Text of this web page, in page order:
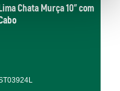
Chata Murça 10" com